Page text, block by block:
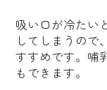
吸い口が冷たい
してしまうので
すすめです。哺
もできます。